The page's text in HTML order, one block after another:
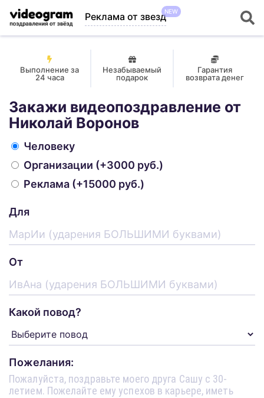
Реклама от звездNEW
Выполнение за
24 часа
Незабываемый
подарок
Гарантия
возврата денег
Закажи видеопоздравление от
Николай Воронов
Человеку
Организации (+3000 руб.)
Реклама (+15000 руб.)
Для
От
Какой повод?
Пожелания: